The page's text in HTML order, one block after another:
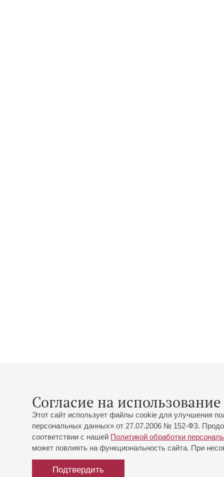
Согласие на
Этот сайт использует файлы cookie для улучшения
персональных данных» от 27.07.2006 № 152-ФЗ.
соответствии с нашей Политикой обработки
может повлиять на функциональность сайта. При
Подтвердить